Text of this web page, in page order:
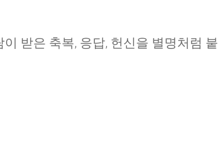
받은 축복, 응답, 헌신을 별명처럼 붙